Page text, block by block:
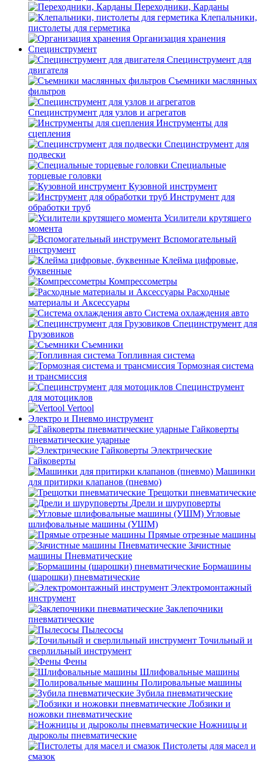
Переходники, Карданы
Клепальники,
пистолеты для герметика
Организация хранения
Специнструмент
Специнструмент для
двигателя
Съемники маслянных
фильтров
Специнструмент для узлов и агрегатов
Инструменты для
сцепления
Специнструмент для
подвески
Специальные
торцевые головки
Кузовной инструмент
Инструмент для
обработки труб
Усилители крутящего
момента
Вспомогательный
инструмент
Клейма цифровые,
буквенные
Компрессометры
Расходные
материалы и Аксессуары
Система охлаждения авто
Специнструмент для
Грузовиков
Съемники
Топливная система
Тормозная система
и трансмиссия
Специнструмент
для мотоциклов
Vertool
Электро и Пневмо инструмент
Гайковерты
пневматические ударные
Электрические
Гайковерты
Машинки
для притирки клапанов (пневмо)
Трещотки пневматические
Дрели и шуруповерты
Угловые
шлифовальные машины (УШМ)
Прямые отрезные машины
Зачистные
машины Пневматические
Бормашины
(шарошки) пневматические
Электромонтажный
инструмент
Заклепочники
пневматические
Пылесосы
Точильный и
сверлильный инструмент
Фены
Шлифовальные машины
Полировальные машины
Зубила пневматические
Лобзики и
ножовки пневматические
Ножницы и
дыроколы пневматические
Пистолеты для масел и
смазок